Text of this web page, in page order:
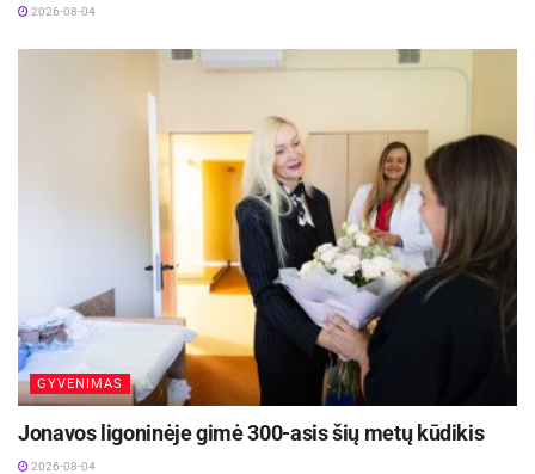
2026-08-04
GYVENIMAS
Jonavos ligoninėje gimė 300-asis šių metų kūdikis
2026-08-04